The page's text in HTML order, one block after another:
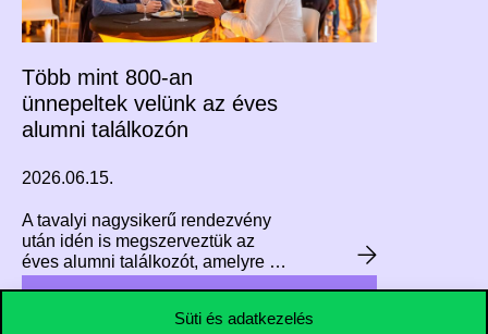
Süti és adatkezelés
Több mint 800-an
ünnepeltek velünk az éves
alumni találkozón
2026.06.15.
A tavalyi nagysikerű rendezvény
után idén is megszerveztük az
éves alumni találkozót, amelyre a
ünnepelni. Az Év Alumnija djíat